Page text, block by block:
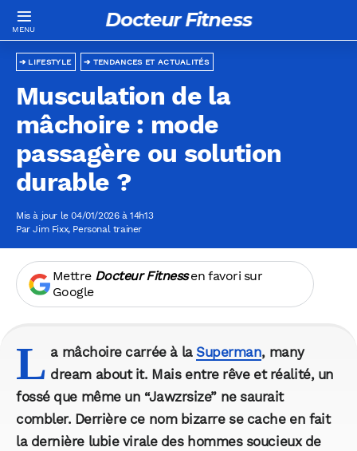
Docteur Fitness
TENDANCES ET ACTUALITÉS
LIFESTYLE
Musculation de la
mâchoire : mode
passagère ou solution
durable ?
Mis à jour le 04/01/2026 à 14h13
ParJim Fixx, Personal trainer
Mettre Docteur Fitnessen favori sur
Google
L a mâchoire carrée à laSuperman, many
dream about it. Mais entre rêve et réalité, un
fossé que même un “Jawzrsize” ne saurait
combler. Derrière ce nom bizarre se cache en fait
la dernière lubie virale des hommes soucieux de